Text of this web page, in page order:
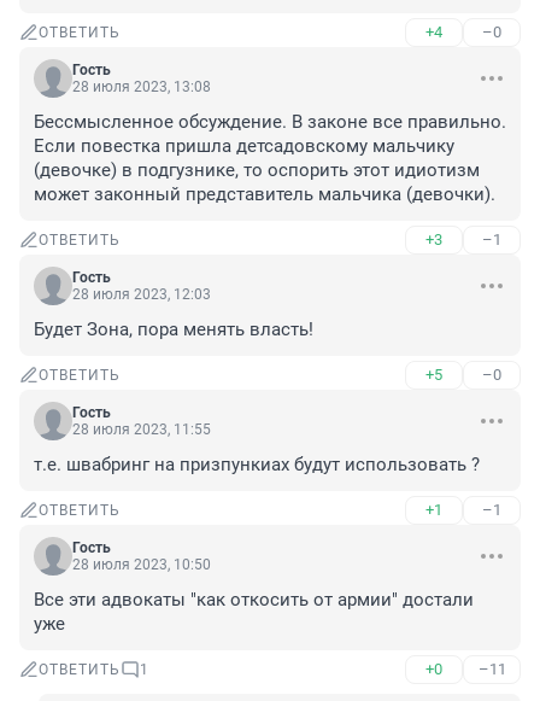
ОТВЕТИТЬ +4 –0
Гость
28 июля 2023, 13:08
Бессмысленное обсуждение. В законе все правильно.
Если повестка пришла детсадовскому мальчику
(девочке) в подгузнике, то оспорить этот идиотизм
может законный представитель мальчика (девочки).
ОТВЕТИТЬ +3 –1
Гость
28 июля 2023, 12:03
Будет Зона, пора менять власть!
ОТВЕТИТЬ +5 –0
Гость
28 июля 2023, 11:55
т.е. швабринг на призпункиах будут использовать ?
ОТВЕТИТЬ +1 –1
Гость
28 июля 2023, 10:50
Все эти адвокаты "как откосить от армии" достали
уже
ОТВЕТИТЬ 1 +0 –11